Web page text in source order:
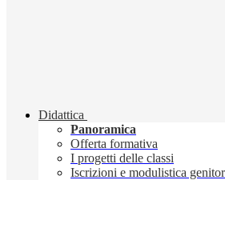
Didattica
Panoramica
Offerta formativa
I progetti delle classi
Iscrizioni e modulistica